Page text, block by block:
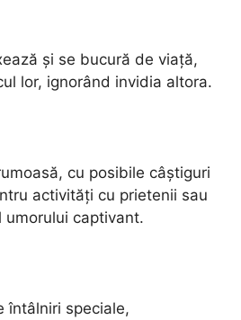
și se bucură de viață,
lor, ignorând invidia altora.
cu posibile câștiguri
activități cu prietenii sau
umorului captivant.
întâlniri speciale,